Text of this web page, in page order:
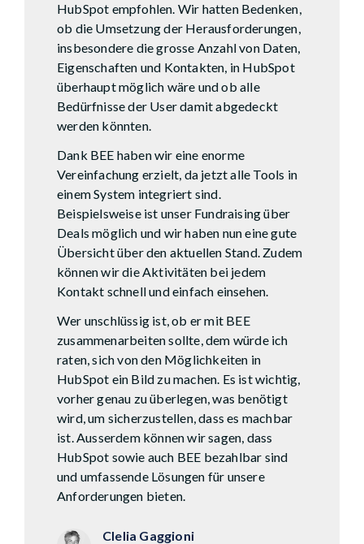
HubSpot empfohlen. Wir hatten Bedenken,
ob die Umsetzung der Herausforderungen,
insbesondere die grosse Anzahl von Daten,
Eigenschaften und Kontakten, in HubSpot
überhaupt möglich wäre und ob alle
Bedürfnisse der User damit abgedeckt
werden könnten.
Dank BEE haben wir eine enorme
Vereinfachung erzielt, da jetzt alle Tools in
einem System integriert sind.
Beispielsweise ist unser Fundraising über
Deals möglich und wir haben nun eine gute
Übersicht über den aktuellen Stand. Zudem
können wir die Aktivitäten bei jedem
Kontakt schnell und einfach einsehen.
Wer unschlüssig ist, ob er mit BEE
zusammenarbeiten sollte, dem würde ich
raten, sich von den Möglichkeiten in
HubSpot ein Bild zu machen. Es ist wichtig,
vorher genau zu überlegen, was benötigt
wird, um sicherzustellen, dass es machbar
ist. Ausserdem können wir sagen, dass
HubSpot sowie auch BEE bezahlbar sind
und umfassende Lösungen für unsere
Anforderungen bieten.
Clelia Gaggioni